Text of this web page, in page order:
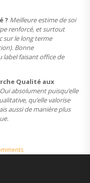
? Meilleure estime de soi
renforcé, et surtout
sur le long terme
Bonne
label faisant office de
Qualité aux
Oui absolument puisqu’elle
qu’elle valorise
aussi de manière plus